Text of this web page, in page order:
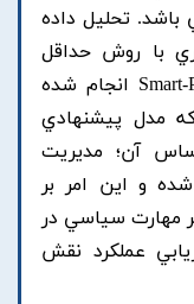
و همکاران (2007) مي باشد. تحليل داده
با روش حداقل
مربعات جزيي از طريق نرم افزار Smart-PLS 3 انجام شده
مدل پيشنهادي
آن؛ مديريت
و اين امر بر
مهارت سياسي در
عملکرد نقش